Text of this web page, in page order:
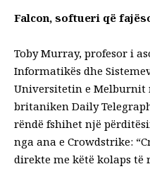
Falcon, softueri që
Toby Murray, profesor i
Informatikës dhe
Universitetin e Melburnit
britaniken Daily
rëndë fshihet një
nga ana e Crowdstrike:
direkte me këtë kolaps të